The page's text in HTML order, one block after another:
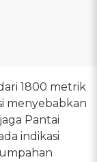
1800 metrik
menyebabkan
Pantai
indikasi